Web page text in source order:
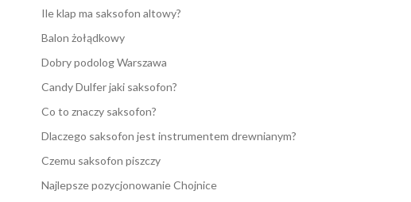
Ile klap ma saksofon altowy?
Balon żołądkowy
Dobry podolog Warszawa
Candy Dulfer jaki saksofon?
Co to znaczy saksofon?
Dlaczego saksofon jest instrumentem drewnianym?
Czemu saksofon piszczy
Najlepsze pozycjonowanie Chojnice